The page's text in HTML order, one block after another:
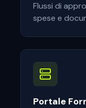
Flussi di
spese e
Portale